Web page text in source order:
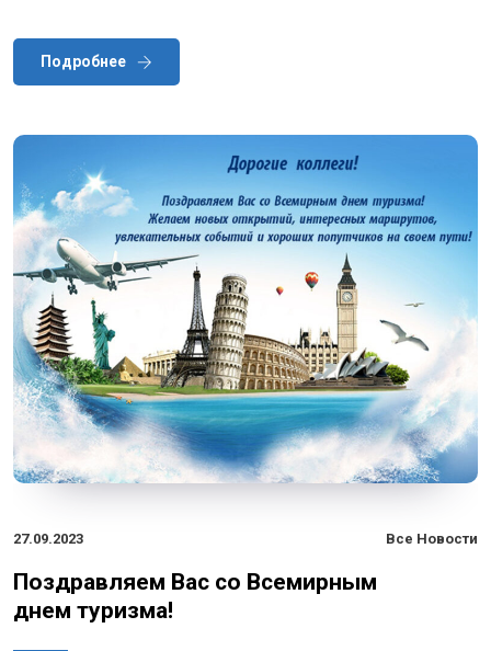
Подробнее
27.09.2023 Все Новости
Поздравляем Вас со Всемирным
днем туризма!